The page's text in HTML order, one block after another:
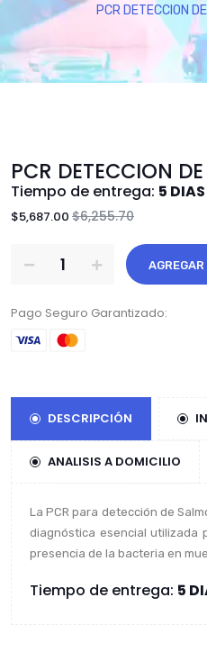
PCR DETECCION
PCR DETECCION
Tiempo de entrega: 5
$5,687.00 $6,255.70
Pago Seguro Garantizado:
DESCRIPCIÓN
ANALISIS A DOMICILIO
La PCR para detección de
diagnóstica esencial utilizada
presencia de la bacteria en
Tiempo de entrega: 5